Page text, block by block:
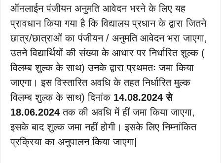
ऑनलाईन पंजीयन अनुमति आवेदन भरने के लिए यह
प्रावधान किया गया है कि विद्यालय प्रधान के द्वारा जितने
छात्र/छात्राओं का पंजीयन / अनुमति आवेदन भरा जाएगा,
उतने विद्यार्थियों की संख्या के आधार पर निर्धारित शुल्क (
विलम्ब शुल्क के साथ) उनके द्वारा प्रथमतः जमा किया
जाएगा। इस विस्तारित अवधि के तहत निर्धारित मुल्क
विलम्ब शुल्क के साथ) दिनांक 14.08.2024 से
18.06.2024 तक की अवधि में हीं जमा किया जाएगा,
इसके बाद शुल्क जमा नहीं होगी। इसके लिए निम्नांकित
प्रक्रिया का अनुपालन किया जाएगा|